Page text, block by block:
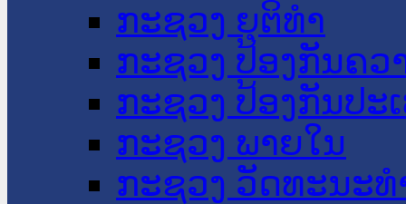
ກະຊວງ ຍຸຕິທໍາ
ກະຊວງ ປ້ອງກັນຄວ
ກະຊວງ ປ້ອງກັນປະ
ກະຊວງ ພາຍໃນ
ກະຊວງ ວັດທະນະ